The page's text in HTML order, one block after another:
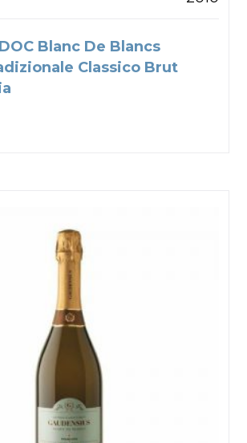
Blanc De Blancs
Classico Brut